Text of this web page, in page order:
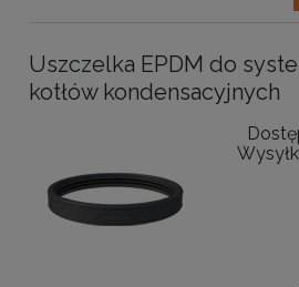
Uszczelka EPDM do
kotłów kondensacyjnych